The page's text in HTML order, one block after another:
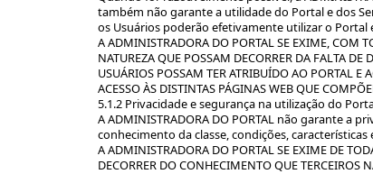
também não garante a utilidade do Portal e dos
os Usuários poderão efetivamente utilizar o Portal
A ADMINISTRADORA DO PORTAL SE EXIME, COM
NATUREZA QUE POSSAM DECORRER DA FALTA
USUÁRIOS POSSAM TER ATRIBUÍDO AO PORTAL E
ACESSO ÀS DISTINTAS PÁGINAS WEB QUE
5.1.2 Privacidade e segurança na utilização do
A ADMINISTRADORA DO PORTAL não garante a
conhecimento da classe, condições,
A ADMINISTRADORA DO PORTAL SE EXIME DE
DECORRER DO CONHECIMENTO QUE TERCEIROS